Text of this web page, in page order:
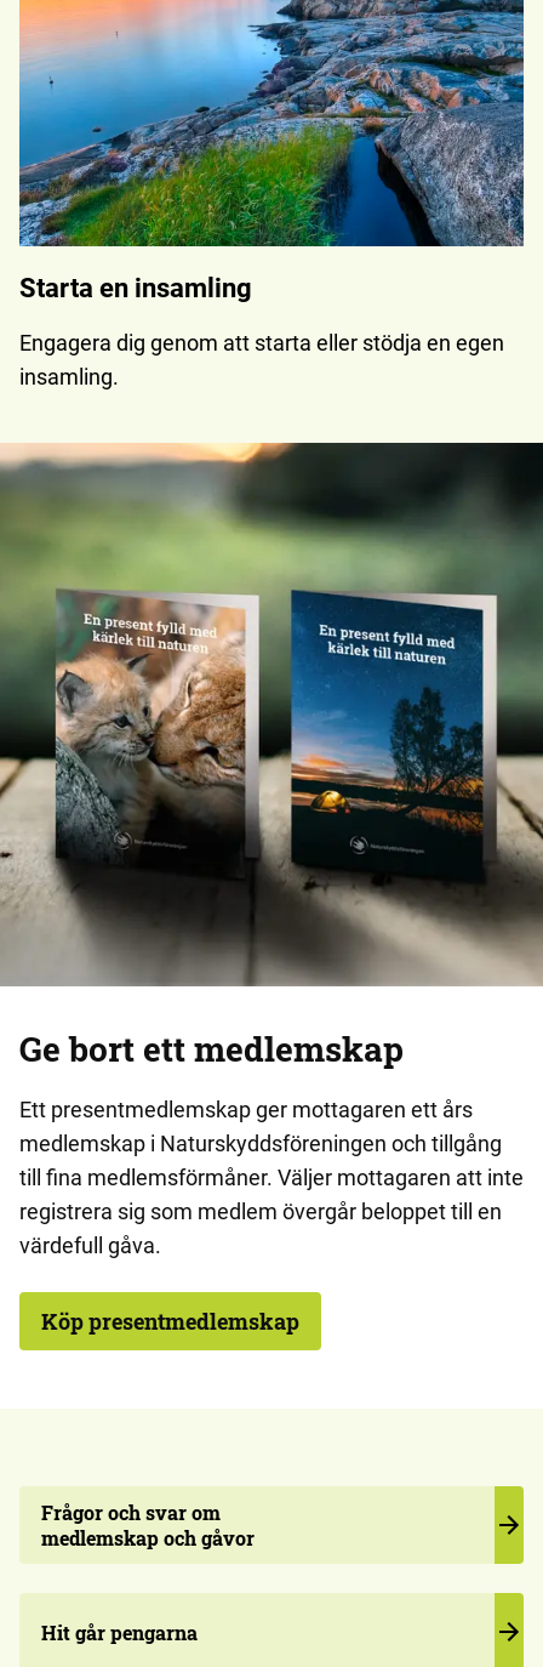
Starta en insamling
Engagera dig genom att starta eller stödja en egen
insamling.
Ge bort ett medlemskap
Ett presentmedlemskap ger mottagaren ett års
medlemskap i Naturskyddsföreningen och tillgång
till fina medlemsförmåner. Väljer mottagaren att inte
registrera sig som medlem övergår beloppet till en
värdefull gåva.
Köp presentmedlemskap
Frågor och svar om
medlemskap och gåvor
Hit går pengarna